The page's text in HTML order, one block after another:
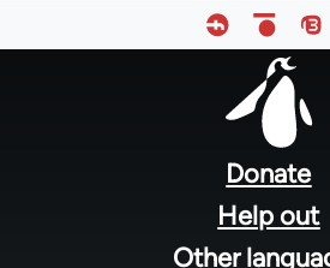
Donate
Help out
Other